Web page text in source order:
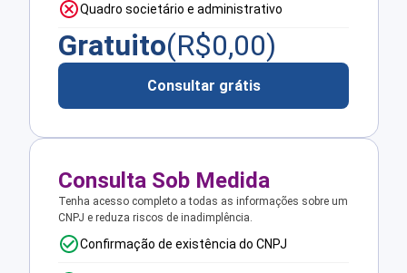
Quadro societário e administrativo
Gratuito(R$0,00)
Consultar grátis
Consulta Sob Medida
Tenha acesso completo a todas as informações sobre um
CNPJ e reduza riscos de inadimplência.
Confirmação de existência do CNPJ